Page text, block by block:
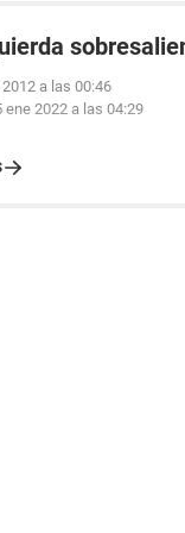
a las 00:46
ene 2022 a las 04:29